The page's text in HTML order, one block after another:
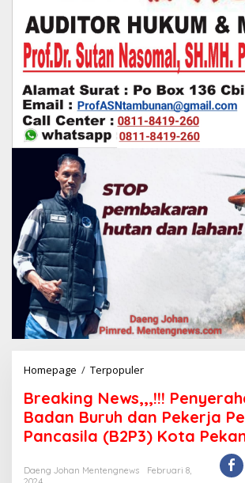
Homepage / Terpopuler
e
a
k
i
g
Breaking News,,,!!!
Badan Buruh dan Pekerja
Pancasila (B2P3) Kota
Daeng Johan Mentengnews
Februari 8,